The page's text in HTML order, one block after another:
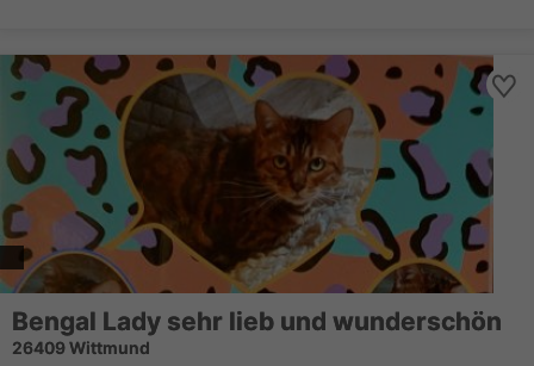
Bengal Lady sehr lieb und wunderschön
26409 Wittmund